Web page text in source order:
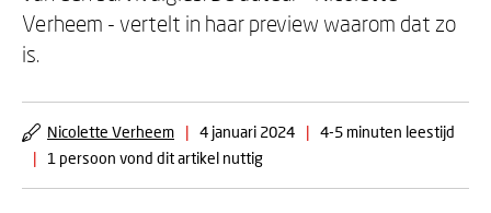
Verheem - vertelt in haar preview waarom dat zo
is.
Nicolette Verheem | 4 januari 2024 | 4-5 minuten leestijd
|
1 persoon vond dit artikel nuttig